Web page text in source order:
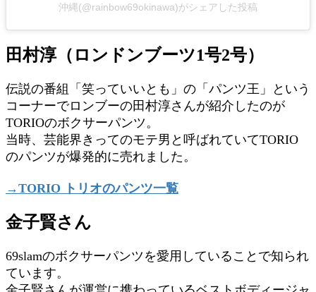
沖縄(@rainbow69okinawa)がシェアした投稿
田村淳（ロンドンブーツ1号2号）
伝説の番組「笑っていいとも」の「パンツ王」という
コーナーでロンブーの田村淳さんが紹介したのが
TORIOのボクサーパンツ。
当時、芸能界きってのモテ男と呼ばれていてTORIO
のパンツが爆発的に売れました。
→TORIO トリオのパンツ一覧
金子賢さん
69slamのボクサーパンツを愛用していることで知られ
ています。